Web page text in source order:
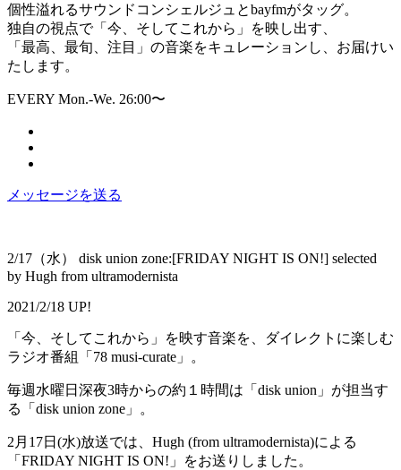
個性溢れるサウンドコンシェルジュとbayfmがタッグ。
独自の視点で「今、そしてこれから」を映し出す、
「最高、最旬、注目」の音楽をキュレーションし、お届けい
たします。
EVERY Mon.-We. 26:00〜
メッセージを送る
2/17（水） disk union zone:[FRIDAY NIGHT IS ON!] selected
by Hugh from ultramodernista
2021/2/18 UP!
「今、そしてこれから」を映す音楽を、ダイレクトに楽しむ
ラジオ番組「78 musi-curate」。
毎週水曜日深夜3時からの約１時間は「disk union」が担当す
る「disk union zone」。
2月17日(水)放送では、Hugh (from ultramodernista)による
「FRIDAY NIGHT IS ON!」をお送りしました。